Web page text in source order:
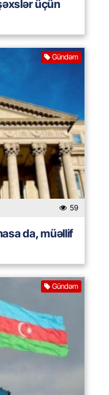
üçün
Gündəm
59
da, müəllif
Gündəm